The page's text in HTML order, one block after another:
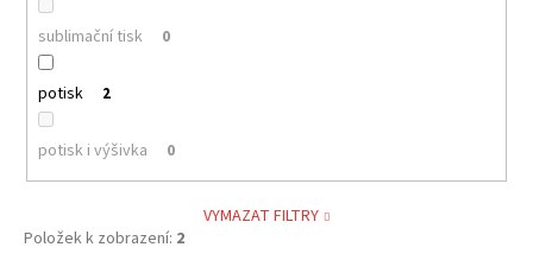
sublimační tisk 0
potisk 2
potisk i výšivka 0
VYMAZAT FILTRY
Položek k zobrazení: 2